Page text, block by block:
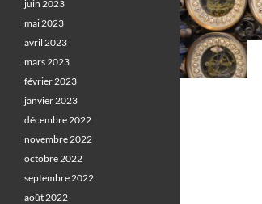
juin 2023
mai 2023
avril 2023
mars 2023
février 2023
janvier 2023
décembre 2022
novembre 2022
octobre 2022
septembre 2022
août 2022